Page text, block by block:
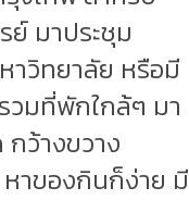
ย์ มาประชุม
าวิทยาลัย หรือมี
วมที่พักใกล้ๆ มา
ว้างขวาง
าของกินก็ง่าย มี